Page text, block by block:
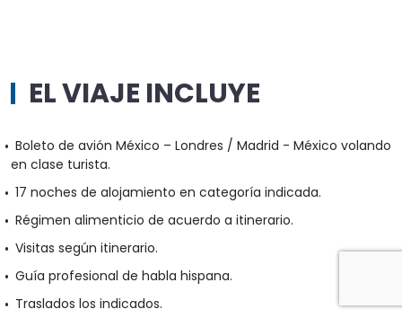
EL VIAJE INCLUYE
Boleto de avión México – Londres / Madrid - México volando
en clase turista.
17 noches de alojamiento en categoría indicada.
Régimen alimenticio de acuerdo a itinerario.
Visitas según itinerario.
Guía profesional de habla hispana.
Traslados los indicados.